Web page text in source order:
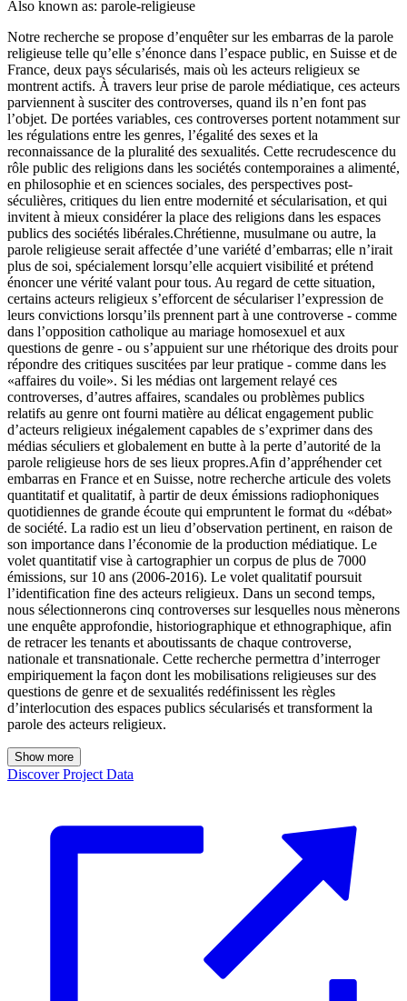
Also known as: parole-religieuse
Notre recherche se propose d’enquêter sur les embarras de la parole
religieuse telle qu’elle s’énonce dans l’espace public, en Suisse et de
France, deux pays sécularisés, mais où les acteurs religieux se
montrent actifs. À travers leur prise de parole médiatique, ces acteurs
parviennent à susciter des controverses, quand ils n’en font pas
l’objet. De portées variables, ces controverses portent notamment sur
les régulations entre les genres, l’égalité des sexes et la
reconnaissance de la pluralité des sexualités. Cette recrudescence du
rôle public des religions dans les sociétés contemporaines a alimenté,
en philosophie et en sciences sociales, des perspectives post-
séculières, critiques du lien entre modernité et sécularisation, et qui
invitent à mieux considérer la place des religions dans les espaces
publics des sociétés libérales.Chrétienne, musulmane ou autre, la
parole religieuse serait affectée d’une variété d’embarras; elle n’irait
plus de soi, spécialement lorsqu’elle acquiert visibilité et prétend
énoncer une vérité valant pour tous. Au regard de cette situation,
certains acteurs religieux s’efforcent de séculariser l’expression de
leurs convictions lorsqu’ils prennent part à une controverse - comme
dans l’opposition catholique au mariage homosexuel et aux
questions de genre - ou s’appuient sur une rhétorique des droits pour
répondre des critiques suscitées par leur pratique - comme dans les
«affaires du voile». Si les médias ont largement relayé ces
controverses, d’autres affaires, scandales ou problèmes publics
relatifs au genre ont fourni matière au délicat engagement public
d’acteurs religieux inégalement capables de s’exprimer dans des
médias séculiers et globalement en butte à la perte d’autorité de la
parole religieuse hors de ses lieux propres.Afin d’appréhender cet
embarras en France et en Suisse, notre recherche articule des volets
quantitatif et qualitatif, à partir de deux émissions radiophoniques
quotidiennes de grande écoute qui empruntent le format du «débat»
de société. La radio est un lieu d’observation pertinent, en raison de
son importance dans l’économie de la production médiatique. Le
volet quantitatif vise à cartographier un corpus de plus de 7000
émissions, sur 10 ans (2006-2016). Le volet qualitatif poursuit
l’identification fine des acteurs religieux. Dans un second temps,
nous sélectionnerons cinq controverses sur lesquelles nous mènerons
une enquête approfondie, historiographique et ethnographique, afin
de retracer les tenants et aboutissants de chaque controverse,
nationale et transnationale. Cette recherche permettra d’interroger
empiriquement la façon dont les mobilisations religieuses sur des
questions de genre et de sexualités redéfinissent les règles
d’interlocution des espaces publics sécularisés et transforment la
parole des acteurs religieux.
Show more
Discover Project Data